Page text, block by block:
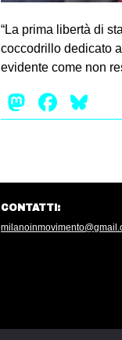
“La prima libertà di
coccodrillo dedicato
evidente come non
CONTATTI: